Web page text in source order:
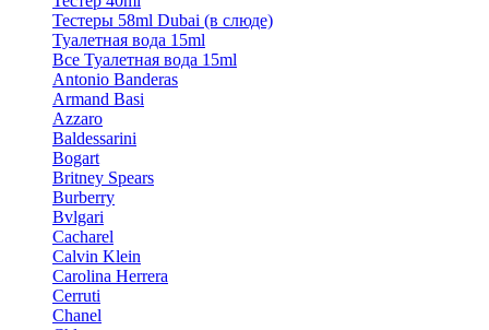
Тестеры 58ml Dubai (в слюде)
Туалетная вода 15ml
Все Туалетная вода 15ml
Antonio Banderas
Armand Basi
Azzaro
Baldessarini
Bogart
Britney Spears
Burberry
Bvlgari
Cacharel
Calvin Klein
Carolina Herrera
Cerruti
Chanel